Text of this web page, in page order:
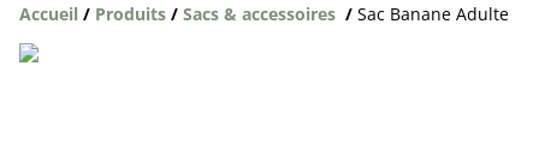
Accueil / Produits / Sacs & accessoires / Sac Banane Adulte